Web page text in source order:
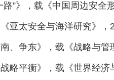
”》，载《中国周边安全
亚太安全与海洋研究》，
、争东》，载《战略与管
略平衡》，载《世界经济